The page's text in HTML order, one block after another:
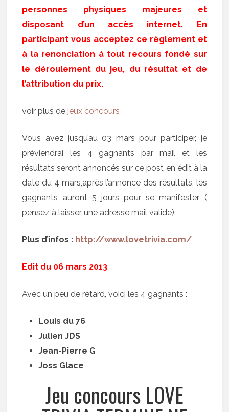
personnes physiques majeures et
disposant d’un accès internet. En
participant vous acceptez ce règlement et
à la renonciation à tout recours fondé sur
le déroulement du jeu, du résultat et de
l’attribution du prix.
voir plus de jeux concours
Vous avez jusqu’au 03 mars pour participer, je
préviendrai les 4 gagnants par mail et les
résultats seront annoncés sur ce post en édit à la
date du 4 mars,après l’annonce des résultats, les
gagnants auront 5 jours pour se manifester (
pensez à laisser une adresse mail valide)
Plus d’infos : http://www.lovetrivia.com/
Edit du 06 mars 2013
Avec un peu de retard, voici les 4 gagnants :
Louis du 76
Julien JDS
Jean-Pierre G
Joss Glace
Jeu concours LOVE